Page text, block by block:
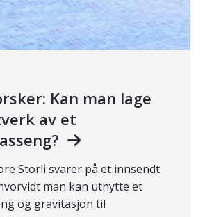
Kan man lage
av et
Storli svarer på et innsendt
man kan utnytte et
og gravitasjon til